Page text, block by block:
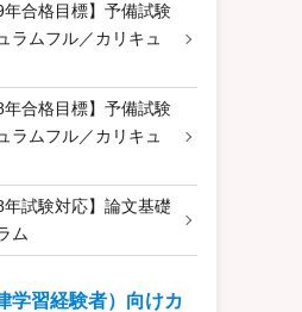
年合格目標】予備試験
ラムフル／カリキュ
年合格目標】予備試験
ラムフル／カリキュ
年試験対応】論文基礎
ム
学習経験者）向けカ